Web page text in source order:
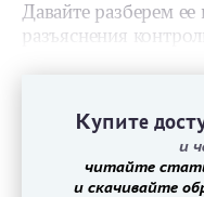
Давайте разберем
разъяснения
Купите
и
читайте
и скачивайте